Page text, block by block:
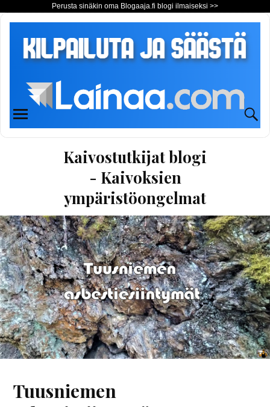
Perusta sinäkin oma Blogaaja.fi blogi ilmaiseksi >>
Kaivostutkijat blogi
- Kaivoksien
ympäristöongelmat
Tuusniemen